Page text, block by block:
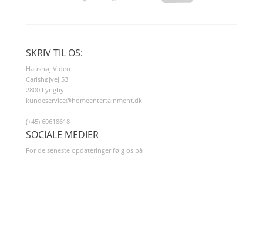
SKRIV TIL OS:
Haushøj Video
Carlshøjvej 53
2800 Lyngby
kundeservice@homeentertainment.dk
(+45) 60618618
SOCIALE MEDIER
For de seneste opdateringer følg os på